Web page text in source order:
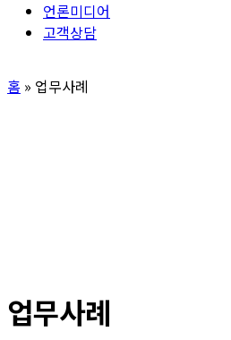
언론미디어
고객상담
홈 » 업무사례
업무사례